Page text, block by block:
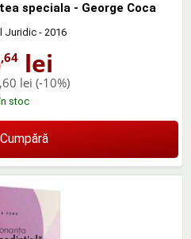
speciala - George Coca
Juridic- 2016
,64 lei
lei (-10%)
stoc
Cumpără